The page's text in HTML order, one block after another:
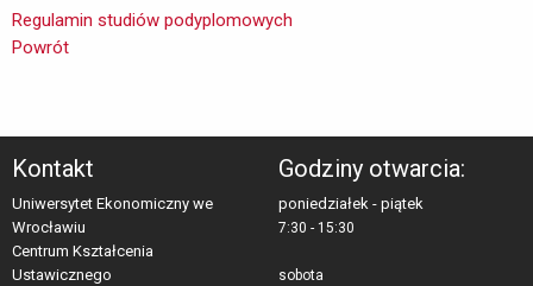
Regulamin studiów podyplomowych
Powrót
Kontakt
Uniwersytet Ekonomiczny we
Wrocławiu
Centrum Kształcenia
Ustawicznego
Godziny otwarcia:
poniedziałek - piątek
7:30 - 15:30
sobota